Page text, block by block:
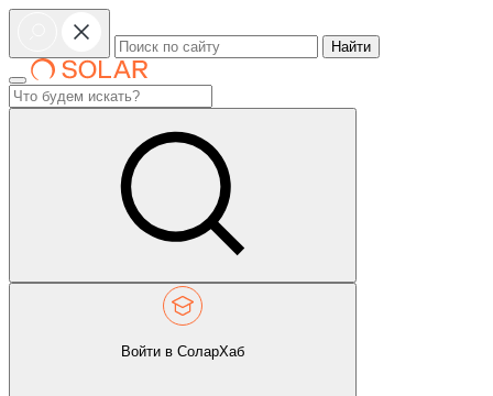
Найти
Войти в СоларХаб